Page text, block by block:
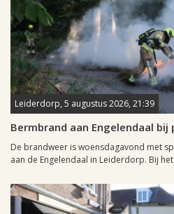
Leiderdorp, 5 augustus 2026, 21:39
Bermbrand aan Engelendaal bij
De brandweer is woensdagavond met
aan de Engelendaal in Leiderdorp. Bij